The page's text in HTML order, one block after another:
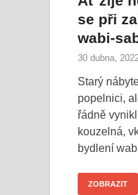
se při
wabi-
30 dubna,
Starý
popelnici,
řádně
kouzelná,
bydlení
ZOBRAZIT